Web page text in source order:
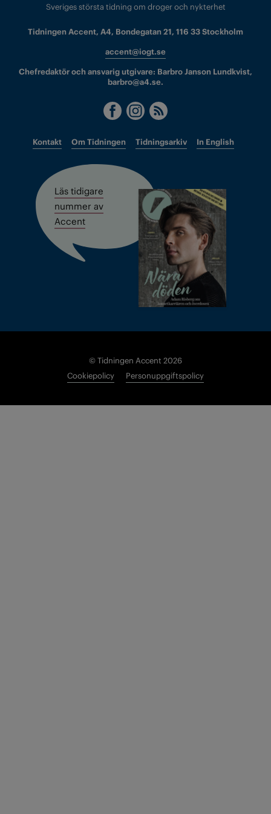
Sveriges största tidning om droger och nykterhet
Tidningen Accent, A4, Bondegatan 21, 116 33 Stockholm
accent@iogt.se
Chefredaktör och ansvarig utgivare: Barbro Janson Lundkvist,
barbro@a4.se.
Kontakt Om Tidningen Tidningsarkiv In English
Läs tidigare
nummer av
Accent
© Tidningen Accent 2026
Cookiepolicy
Personuppgiftspolicy